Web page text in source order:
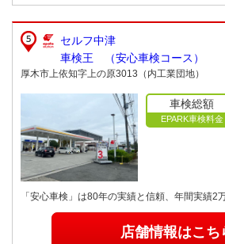
セルフ中津
車検王 （安心車検コース）
厚木市上依知字上の原3013（内工業団地）
車検総額
EPARK車検料金
「安心車検」は80年の実績と信頼、年間実績2
店舗情報はこち